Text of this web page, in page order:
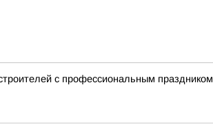
с профессиональным праздником